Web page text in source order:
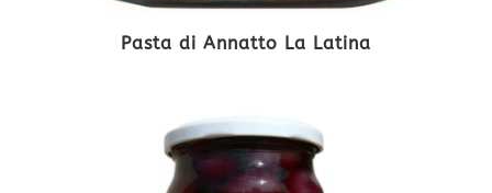
Pasta di Annatto La Latina